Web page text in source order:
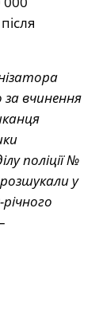
за вчинення
поліції №
розшукали у